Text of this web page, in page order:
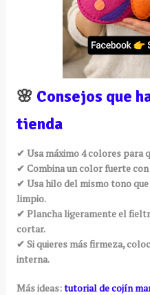
🌸 Consejos que
tienda
✔ Usa máximo 4 colores para
✔ Combina un color fuerte
✔ Usa hilo del mismo tono
limpio.
✔ Plancha ligeramente el
cortar.
✔ Si quieres más firmeza,
interna.
Más ideas:tutorial de cojín